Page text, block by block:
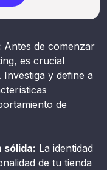
Antes de comenzar
es crucial
y define a
de
sólida: La identidad
de tu tienda